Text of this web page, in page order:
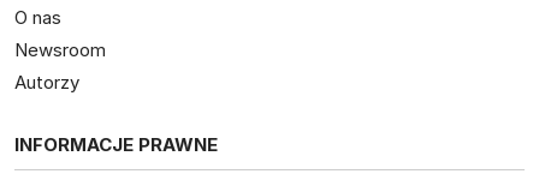
O nas
Newsroom
Autorzy
INFORMACJE PRAWNE